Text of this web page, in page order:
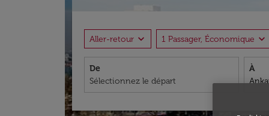
Aller-retour expand_more 1 Passager, Économique expand_more
De À